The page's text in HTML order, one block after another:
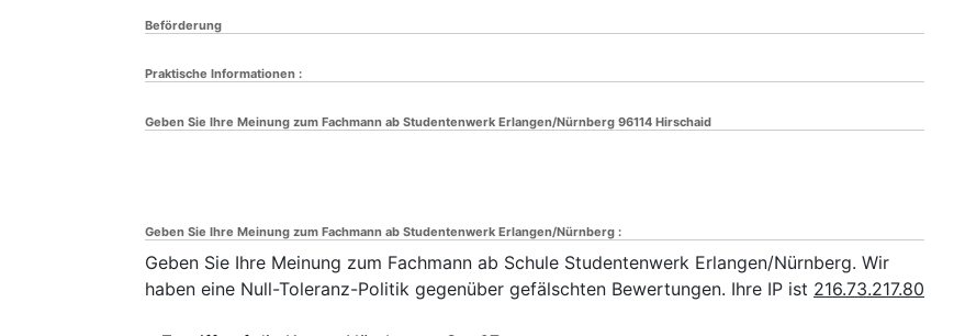
Beförderung
Praktische Informationen :
Geben Sie Ihre Meinung zum Fachmann ab Studentenwerk Erlangen/Nürnberg 96114 Hirschaid
Geben Sie Ihre Meinung zum Fachmann ab Studentenwerk Erlangen/Nürnberg :
Geben Sie Ihre Meinung zum Fachmann ab Schule Studentenwerk Erlangen/Nürnberg. Wir
haben eine Null-Toleranz-Politik gegenüber gefälschten Bewertungen. Ihre IP ist 216.73.217.80